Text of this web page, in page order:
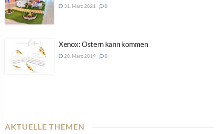
31. März 2021 0
Xenox: Ostern kann kommen
20. März 2019 0
AKTUELLE THEMEN